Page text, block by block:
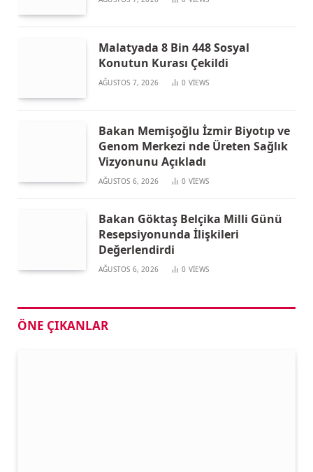
Malatyada 8 Bin 448 Sosyal
Konutun Kurası Çekildi
AĞUSTOS 7, 2026 0 VIEWS
Bakan Memişoğlu İzmir Biyotıp ve
Genom Merkezi nde Üreten Sağlık
Vizyonunu Açıkladı
AĞUSTOS 6, 2026 0 VIEWS
Bakan Göktaş Belçika Milli Günü
Resepsiyonunda İlişkileri
Değerlendirdi
AĞUSTOS 6, 2026 0 VIEWS
ÖNE ÇIKANLAR